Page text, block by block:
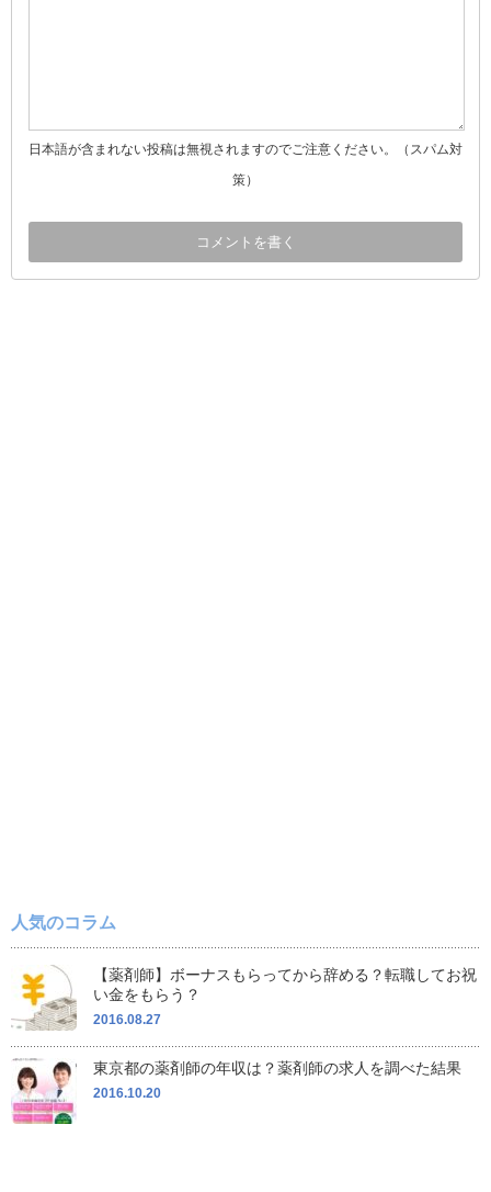
日本語が含まれない投稿は無視されますのでご注意ください。（スパム対
策）
人気のコラム
【薬剤師】ボーナスもらってから辞める？転職してお祝
い金をもらう？
2016.08.27
東京都の薬剤師の年収は？薬剤師の求人を調べた結果
2016.10.20